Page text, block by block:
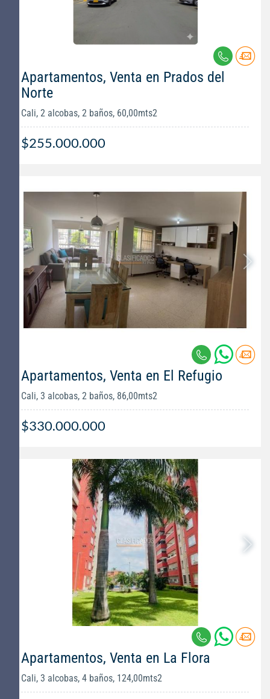
Apartamentos, Venta en Prados del
Norte
Cali, 2 alcobas, 2 baños, 60,00mts2
$255.000.000
Apartamentos, Venta en El Refugio
Cali, 3 alcobas, 2 baños, 86,00mts2
$330.000.000
Apartamentos, Venta en La Flora
Cali, 3 alcobas, 4 baños, 124,00mts2